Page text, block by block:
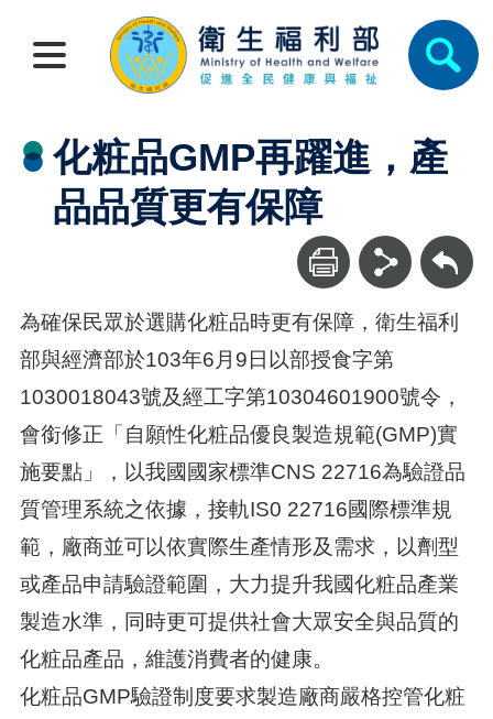
化粧品GMP再躍進，產
品品質更有保障
回上一頁
為確保民眾於選購化粧品時更有保障，衛生福利
部與經濟部於103年6月9日以部授食字第
1030018043號及經工字第10304601900號令，
會銜修正「自願性化粧品優良製造規範(GMP)實
施要點」，以我國國家標準CNS 22716為驗證品
質管理系統之依據，接軌IS0 22716國際標準規
範，廠商並可以依實際生產情形及需求，以劑型
或產品申請驗證範圍，大力提升我國化粧品產業
製造水準，同時更可提供社會大眾安全與品質的
化粧品產品，維護消費者的健康。
化粧品GMP驗證制度要求製造廠商嚴格控管化粧